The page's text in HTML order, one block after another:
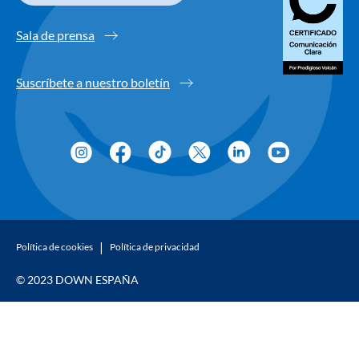
Sala de prensa
Suscríbete a nuestro boletín
Política de cookies Política de privacidad
© 2023 DOWN ESPAÑA